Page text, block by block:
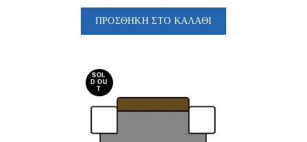
ΠΡΟΣΘΉΚΗ ΣΤΟ ΚΑΛΆΘΙ
SOL
D OU
T